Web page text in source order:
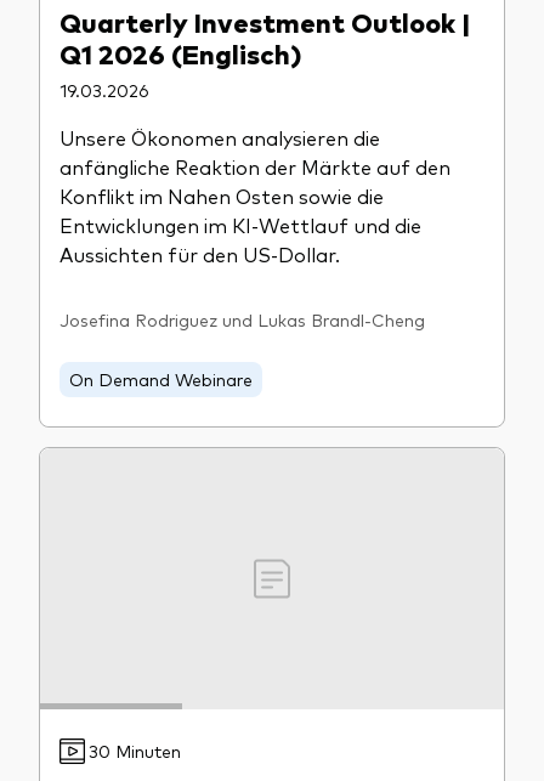
Quarterly Investment Outlook |
Q1 2026 (Englisch)
19.03.2026
Unsere Ökonomen analysieren die
anfängliche Reaktion der Märkte auf den
Konflikt im Nahen Osten sowie die
Entwicklungen im KI-Wettlauf und die
Aussichten für den US‑Dollar.
Josefina Rodriguez und Lukas Brandl-Cheng
On Demand Webinare
30 Minuten